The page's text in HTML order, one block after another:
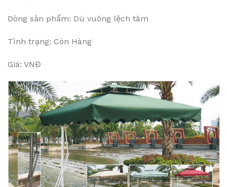
Dòng sản phẩm: Dù vuông lệch tâm
Tình trạng: Còn Hàng
Giá: VNĐ